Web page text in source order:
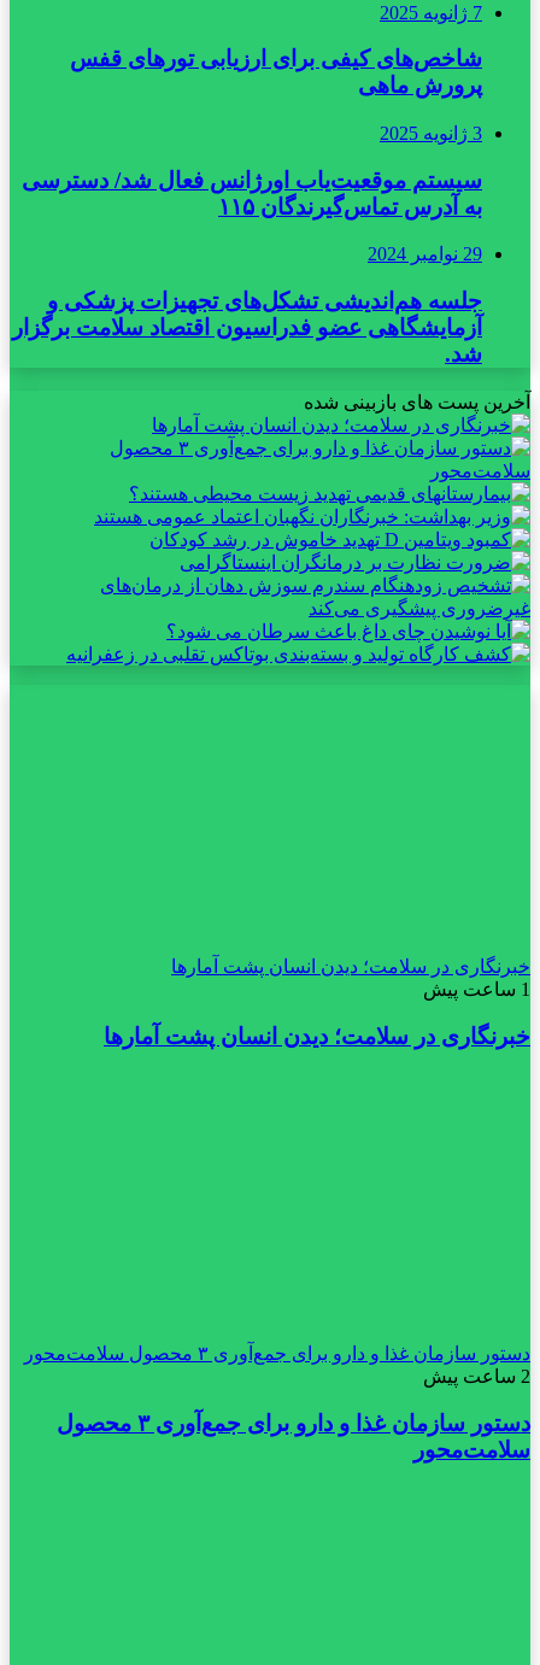
7 ژانویه 2025
شاخص‌های کیفی برای ارزیابی تورهای قفس
پرورش ماهی
3 ژانویه 2025
سیستم موقعیت‌یاب اورژانس فعال شد/ دسترسی
به آدرس تماس‌گیرندگان ۱۱۵
29 نوامبر 2024
جلسه هم‌اندیشی تشکل‌های تجهیزات پزشکی و
آزمایشگاهی عضو فدراسیون اقتصاد سلامت برگزار
شد.
آخرین پست های بازبینی شده
خبرنگاری در سلامت؛ دیدن انسان پشت آمارها
1 ساعت پیش
خبرنگاری در سلامت؛ دیدن انسان پشت آمارها
دستور سازمان غذا و دارو برای جمع‌آوری ۳ محصول سلامت‌محور
2 ساعت پیش
دستور سازمان غذا و دارو برای جمع‌آوری ۳ محصول
سلامت‌محور